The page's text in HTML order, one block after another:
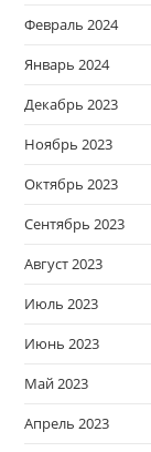
Февраль 2024
Январь 2024
Декабрь 2023
Ноябрь 2023
Октябрь 2023
Сентябрь 2023
Август 2023
Июль 2023
Июнь 2023
Май 2023
Апрель 2023